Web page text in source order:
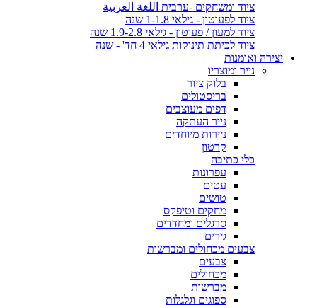
ציוד ומשחקים -ערבית اللغة العربية
ציוד לפעוטון - גילאי 1-1.8 שנה
ציוד למעון / פעוטון - גילאי 1.9-2.8 שנה
ציוד לכיתת תינוקות גילאי 4 חד' - שנה
יצירה ואומנות
נייר ומוצריו
בלוק ציור
בריסטולים
דפים מעוצבים
נייר העתקה
ניירות מיוחדים
קרטון
כלי כתיבה
עפרונות
עטים
טושים
מחקים וטיפקס
סרגלים ומחדדים
גירים
צבעים מכחולים ומברשות
צבעים
מכחולים
מברשות
ספוגים וגלגלות